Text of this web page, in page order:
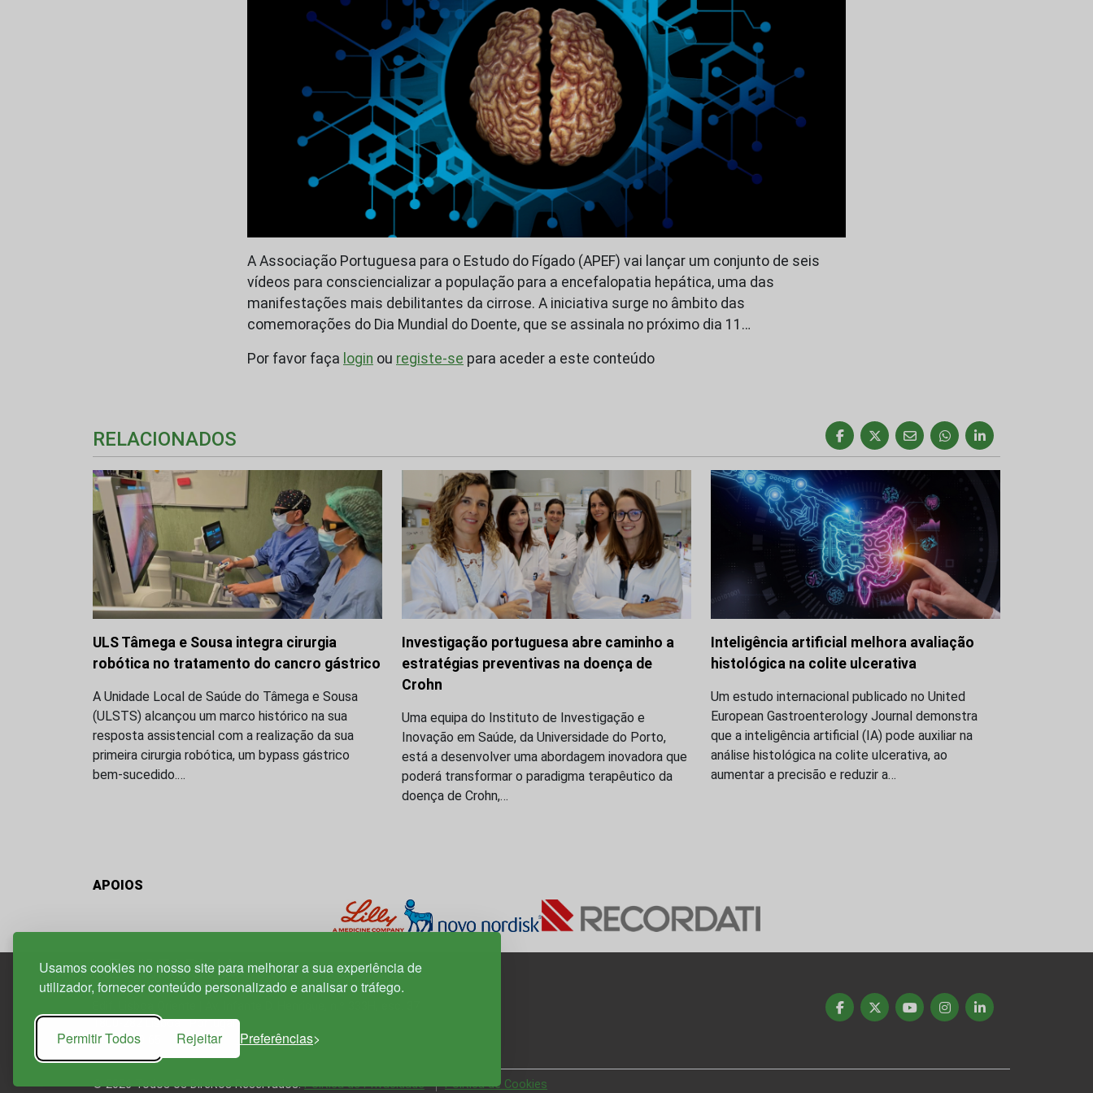
Usamos cookies no nosso site para melhorar a sua experiência de
utilizador, fornecer conteúdo personalizado e analisar o tráfego.
Permitir Todos Rejeitar Preferências
A Associação Portuguesa para o Estudo do Fígado (APEF) vai lançar um conjunto de seis
vídeos para consciencializar a população para a encefalopatia hepática, uma das
manifestações mais debilitantes da cirrose. A iniciativa surge no âmbito das
comemorações do Dia Mundial do Doente, que se assinala no próximo dia 11…
Por favor faça login ou registe-se para aceder a este conteúdo
RELACIONADOS
ULS Tâmega e Sousa integra cirurgia
robótica no tratamento do cancro gástrico
A Unidade Local de Saúde do Tâmega e Sousa
(ULSTS) alcançou um marco histórico na sua
resposta assistencial com a realização da sua
primeira cirurgia robótica, um bypass gástrico
bem-sucedido.…
Investigação portuguesa abre caminho a
estratégias preventivas na doença de
Crohn
Uma equipa do Instituto de Investigação e
Inovação em Saúde, da Universidade do Porto,
está a desenvolver uma abordagem inovadora que
poderá transformar o paradigma terapêutico da
doença de Crohn,…
Inteligência artificial melhora avaliação
histológica na colite ulcerativa
Um estudo internacional publicado no United
European Gastroenterology Journal demonstra
que a inteligência artificial (IA) pode auxiliar na
análise histológica na colite ulcerativa, ao
aumentar a precisão e reduzir a…
APOIOS
1800-282 Lisboa | Portugal
21 850 40 65
© 2026 Todos os Direitos Reservados.Política de Privacidade Política de Cookies